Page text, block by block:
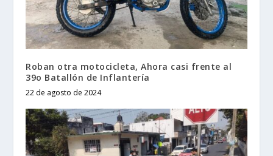
Roban otra motocicleta, Ahora casi frente al
39o Batallón de Inflantería
22 de agosto de 2024